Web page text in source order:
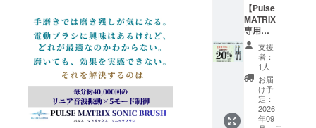
応援、よろ
しくお願い
いたしま
【Pulse
MATRIX
専用ブ
ラシ
20％OF
F】 一
般販売
予定価
格2,500
→2,000
支援
者：
1人
お届
け予
定：
2026
年09